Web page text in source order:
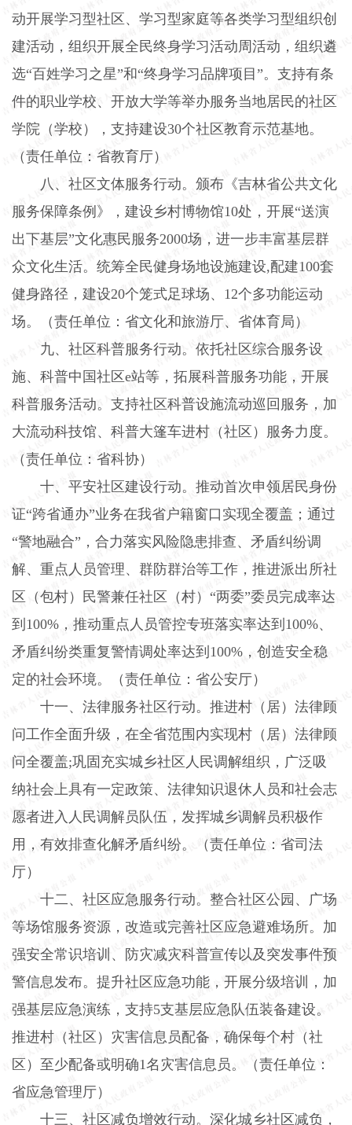
动开展学习型社区、学习型家庭等各类学习型组织创
建活动，组织开展全民终身学习活动周活动，组织遴
选“百姓学习之星”和“终身学习品牌项目”。支持有条
件的职业学校、开放大学等举办服务当地居民的社区
学院（学校），支持建设30个社区教育示范基地。
（责任单位：省教育厅）
八、社区文体服务行动。 颁布《吉林省公共文化
服务保障条例》，建设乡村博物馆10处，开展“送演
出下基层”文化惠民服务2000场，进一步丰富基层群
众文化生活。统筹全民健身场地设施建设,配建100套
健身路径，建设20个笼式足球场、 12个多功能运动
场。（责任单位：省文化和旅游厅、省体育局）
九、社区科普服务行动。 依托社区综合服务设
施、科普中国社区e站等，拓展科普服务功能，开展
科普服务活动。支持社区科普设施流动巡回服务，加
大流动科技馆、科普大篷车进村（社区）服务力度。
（责任单位：省科协）
十、平安社区建设行动。 推动首次申领居民身份
证“跨省通办”业务在我省户籍窗口实现全覆盖；通过
“警地融合”，合力落实风险隐患排查、矛盾纠纷调
解、重点人员管理、群防群治等工作，推进派出所社
区（包村）民警兼任社区（村）“两委”委员完成率达
到 100% ，推动重点人员管控专班落实率达到 100%、
矛盾纠纷类重复警情调处率达到 100% ，创造安全稳
定的社会环境。（责任单位：省公安厅）
十一、法律服务社区行动。 推进村（居）法律顾
问工作全面升级，在全省范围内实现村（居）法律顾
问全覆盖;巩固充实城乡社区人民调解组织，广泛吸
纳社会上具有一定政策、法律知识退休人员和社会志
愿者进入人民调解员队伍，发挥城乡调解员积极作
用，有效排查化解矛盾纠纷。（责任单位：省司法
厅）
十二、社区应急服务行动。 整合社区公园、广场
等场馆服务资源，改造或完善社区应急避难场所。加
强安全常识培训、防灾减灾科普宣传以及突发事件预
警信息发布。提升社区应急功能，开展分级培训，加
强基层应急演练，支持5支基层应急队伍装备建设。
推进村（社区）灾害信息员配备，确保每个村（社
区）至少配备或明确1名灾害信息员。（责任单位：
省应急管理厅）
十三、社区减负增效行动。 深化城乡社区减负，